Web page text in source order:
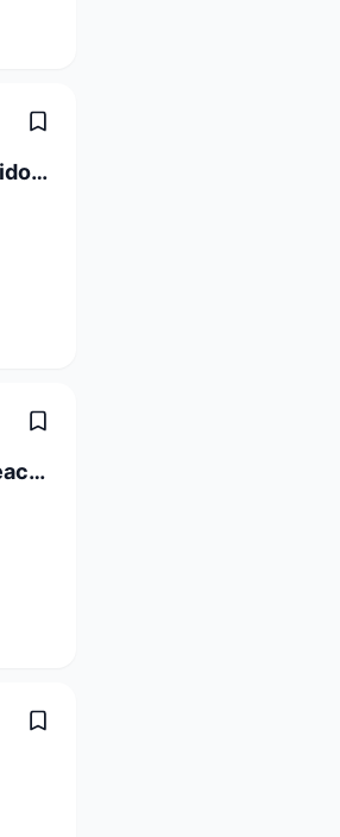
Postdoc in Translational and Clinical Sarcoidosis Research 80-100%
Full Stack Software Engineer C# / .NET / React (a) 80-100%